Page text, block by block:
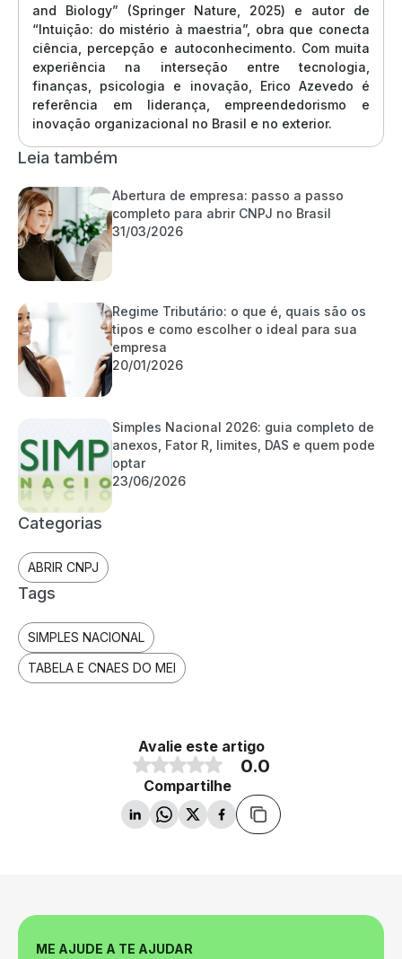
and Biology” (Springer Nature, 2025) e autor de
“Intuição: do mistério à maestria”, obra que conecta
ciência, percepção e autoconhecimento. Com muita
experiência na interseção entre tecnologia,
finanças, psicologia e inovação, Erico Azevedo é
referência em liderança, empreendedorismo e
inovação organizacional no Brasil e no exterior.
Leia também
Abertura de empresa: passo a passo
completo para abrir CNPJ no Brasil
31/03/2026
Regime Tributário: o que é, quais são os
tipos e como escolher o ideal para sua
empresa
20/01/2026
Simples Nacional 2026: guia completo de
anexos, Fator R, limites, DAS e quem pode
optar
23/06/2026
Categorias
ABRIR CNPJ
Tags
SIMPLES NACIONAL
TABELA E CNAES DO MEI
Avalie este artigo
0.0
Compartilhe
ME AJUDE A TE AJUDAR